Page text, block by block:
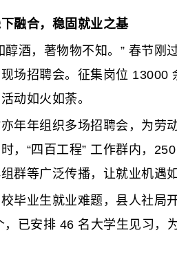
融合，稳固就业之基
，著物物不知。” 春节刚过
场招聘会。征集岗位 13000
动如火如荼。
年组织多场招聘会，为劳动
，“四百工程” 工作群内，
群等广泛传播，让就业机遇
业生就业难题，县人社局开
，已安排 46 名大学生见习，